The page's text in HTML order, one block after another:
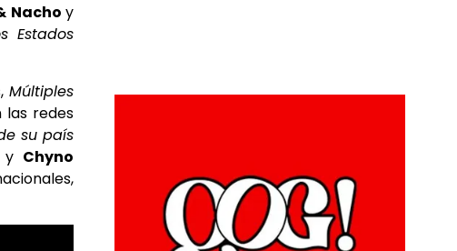
Nachoy
Estados
Múltiples
las redes
su país
y Chyno